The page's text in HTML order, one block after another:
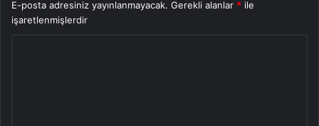
E-posta adresiniz yayınlanmayacak. Gerekli alanlar * ile
işaretlenmişlerdir